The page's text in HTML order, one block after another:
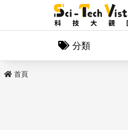
分類
首頁